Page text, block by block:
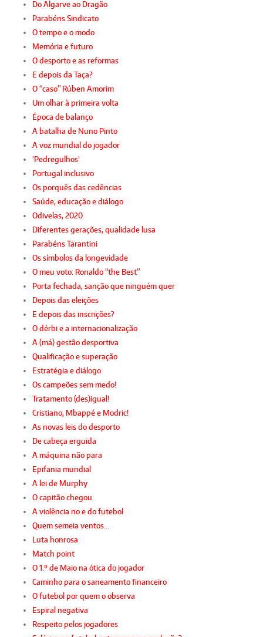
Do Algarve ao Dragão
Parabéns Sindicato
O tempo e o modo
Memória e futuro
O desporto e as reformas
E depois da Taça?
O “caso” Rúben Amorim
Um olhar à primeira volta
Época de balanço
A batalha de Nuno Pinto
A voz mundial do jogador
'Pedregulhos'
Portugal inclusivo
Os porquês das cedências
Saúde, educação e diálogo
Odivelas, 2020
Diferentes gerações, qualidade lusa
Parabéns Tarantini
Os símbolos da longevidade
O meu voto: Ronaldo “the Best”
Porta fechada, sanção que ninguém quer
Depois das eleições
E depois das inscrições?
O dérbi e a internacionalização
A (má) gestão desportiva
Qualificação e superação
Estratégia e diálogo
Os campeões sem medo!
Tratamento (des)igual!
Cristiano, Mbappé e Modric!
As novas leis do desporto
De cabeça erguida
A máquina não para
Epifania mundial
A lei de Murphy
O capitão chegou
A violência no e do futebol
Quem semeia ventos…
Luta honrosa
Match point
O 1.º de Maio na ótica do jogador
Caminho para o saneamento financeiro
O futebol por quem o observa
Espiral negativa
Respeito pelos jogadores